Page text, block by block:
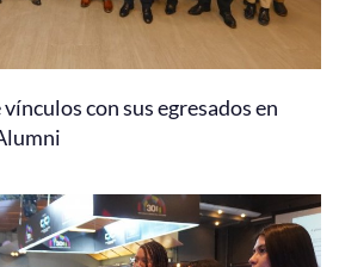
con sus egresados en